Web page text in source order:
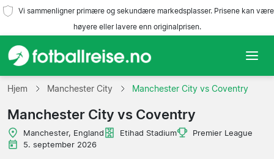
Vi sammenligner primære og sekundære markedsplasser. Prisene kan være
høyere eller lavere enn originalprisen.
Hjem
Lag
Ligaer
Hjem Manchester City Manchester City vs Coventry
Manchester City vs Coventry
Manchester, England Etihad Stadium
Premier League
5. september 2026